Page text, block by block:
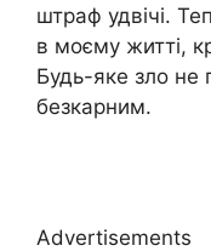
штраф удвічі.
в моєму житті,
Будь-яке зло не
безкарним.
Advertisements